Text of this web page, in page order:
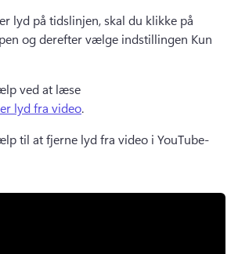
lyd på tidslinjen, skal du klikke på
og derefter vælge indstillingen Kun
ved at læse
lyd fra video.
til at fjerne lyd fra video i YouTube-